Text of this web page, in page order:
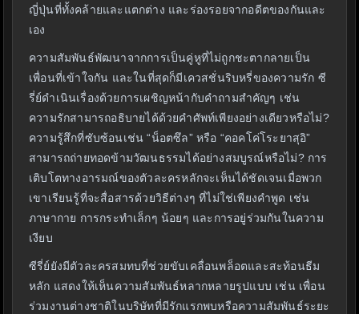
ญี่ปุ่นที่ทั้งคล้ายและแตกต่าง และร่องรอยจากอดีตของกันและ
เอง
ความสัมพันธ์พัฒนาจากการเป็นคู่หูที่ไม่ถูกชะตากลายเป็น
เพื่อนที่เข้าใจกัน และในที่สุดก็มีเควสชั่นริบหรี่ของความรัก ซี
รี่ย์ดำเนินเรื่องด้วยการเผชิญหน้ากับคำถามสำคัญๆ เช่น
ความรักสามารถอธิบายได้ด้วยคำศัพท์เพียงอย่างเดียวหรือไม่?
ความรู้สึกที่ซับซ้อนเช่น “น็อตซึล” หรือ “คอคโค่โระยาสุอิ”
สามารถถ่ายทอดข้ามวัฒนธรรมได้อย่างสมบูรณ์หรือไม่? การ
เติบโตทางอารมณ์ของตัวละครหลักจะเห็นได้ชัดเจนเมื่อพวก
เขาเรียนรู้ที่จะสื่อสารด้วยวิธีต่างๆ ที่ไม่ใช่เพียงคำพูด เช่น
ภาษากาย การกระทำเล็กๆ น้อยๆ และการอยู่ร่วมกันในความ
เงียบ
ซีรี่ย์ยังมีตัวละครสมทบที่ช่วยขับเคลื่อนพล็อตและสะท้อนธีม
หลัก แสดงให้เห็นความสัมพันธ์หลากหลายรูปแบบ เช่น เพื่อน
ร่วมงานต่างชาติในบริษัทที่มีรักแรกพบหรือความสัมพันธ์ระยะ